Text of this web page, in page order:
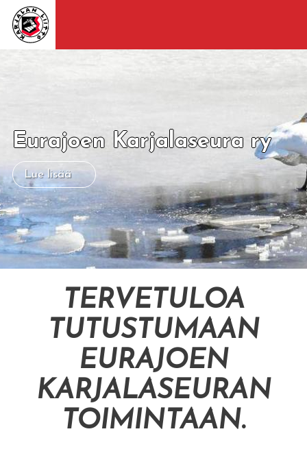
Eurajoen Karjalaseura ry
Lue lisää
TERVETULOA
TUTUSTUMAAN
EURAJOEN
KARJALASEURAN
TOIMINTAAN.